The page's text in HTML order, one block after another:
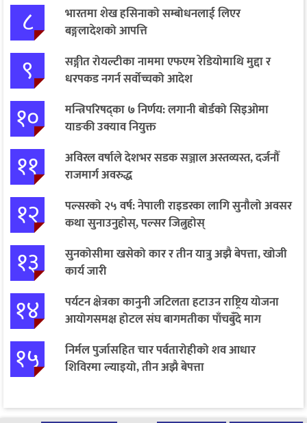
८
भारतमा शेख हसिनाको सम्बोधनलाई लिएर
बङ्गलादेशको आपत्ति
९
सङ्गीत रोयल्टीका नाममा एफएम रेडियोमाथि मुद्दा र
धरपकड नगर्न सर्वोच्चको आदेश
१०
मन्त्रिपरिषद्का ७ निर्णय: लगानी बोर्डको सिइओमा
याङकी उक्याव नियुक्त
११
अविरल वर्षाले देशभर सडक सञ्जाल अस्तव्यस्त, दर्जनौँ
राजमार्ग अवरुद्ध
१२
पल्सरको २५ वर्ष: नेपाली राइडरका लागि सुनौलो अवसर
कथा सुनाउनुहोस्, पल्सर जित्नुहोस्
१३
सुनकोसीमा खसेको कार र तीन यात्रु अझै बेपत्ता, खोजी
कार्य जारी
१४
पर्यटन क्षेत्रका कानुनी जटिलता हटाउन राष्ट्रिय योजना
आयोगसमक्ष होटल संघ बागमतीका पाँचबुँदे माग
१५
निर्मल पुर्जासहित चार पर्वतारोहीको शव आधार
शिविरमा ल्याइयो, तीन अझै बेपत्ता